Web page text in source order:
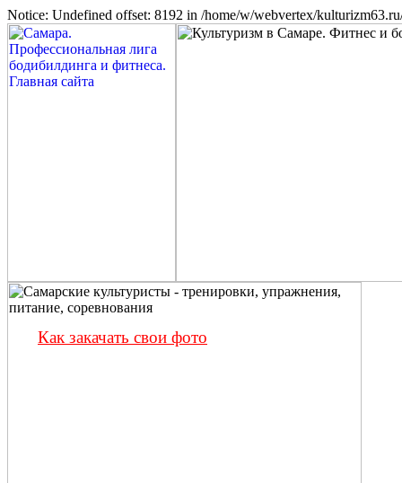
Notice: Undefined offset: 8192 in /home/w/webvertex/
Как закачать свои фото